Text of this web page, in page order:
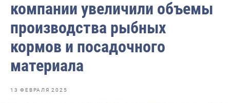
Отраслевые СМИ
Выставки и конференции
Научно-практическая литература
Рыбоохрана России
компании увеличили объемы
производства рыбных
кормов и посадочного
материала
13 ФЕВРАЛЯ 2025